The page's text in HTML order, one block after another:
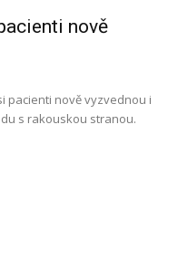
nově
pacienti nově vyzvednou i
s rakouskou stranou.